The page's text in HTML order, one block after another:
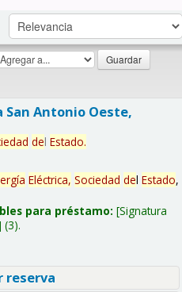
Antonio Oeste,
del Estado.
Eléctrica, Sociedad del Estado,
para préstamo: Signatura
(3).
reserva